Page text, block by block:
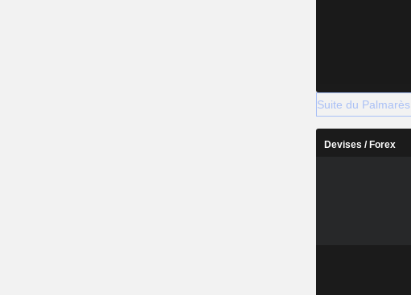
Suite du Palmarès
Devises / Forex